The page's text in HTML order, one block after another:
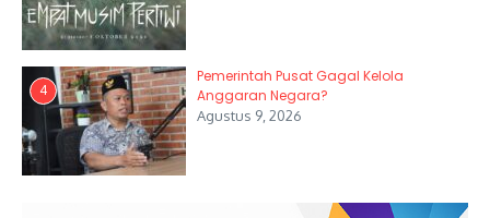
4
Pemerintah Pusat Gagal Kelola
Anggaran Negara?
Agustus 9, 2026